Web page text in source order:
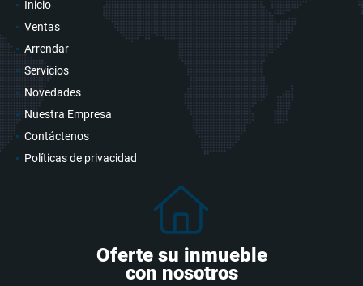
Inicio
Ventas
Arrendar
Servicios
Novedades
Nuestra Empresa
Contáctenos
Políticas de privacidad
Oferte su inmueble
con nosotros